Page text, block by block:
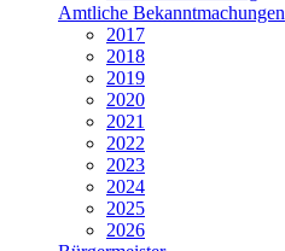
Amtliche Bekanntmachungen
2017
2018
2019
2020
2021
2022
2023
2024
2025
2026